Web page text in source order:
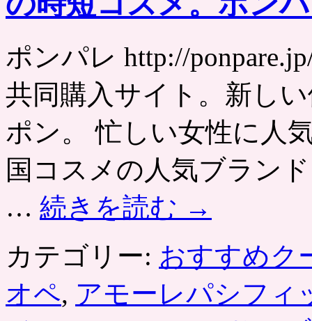
ポンパレ http://
共同購入サイト。新し
ポン。 忙しい女性に人
国コスメの人気ブラン
… 続きを読む →
カテゴリー: おすすめク
オペ, アモーレパシフィ